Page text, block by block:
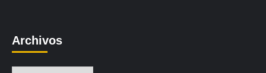
Archivos